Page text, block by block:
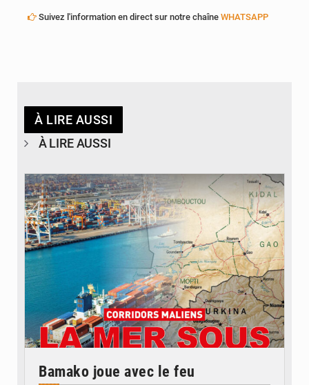
Suivez l'information en direct sur notre chaîne WHATSAPP
À LIRE AUSSI
À LIRE AUSSI
© JDM
Bamako joue avec le feu